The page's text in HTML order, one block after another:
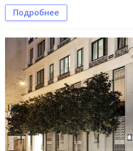
Подробнее